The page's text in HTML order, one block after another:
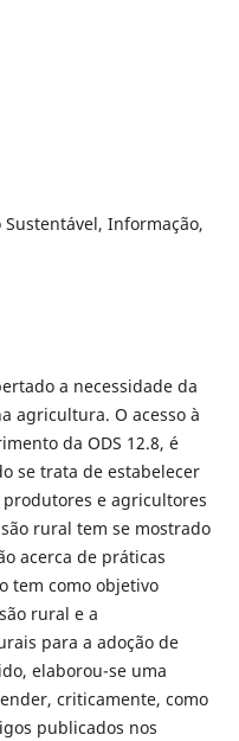
Informação,
a necessidade da
agricultura. O acesso à
da ODS 12.8, é
se trata de estabelecer
e agricultores
rural tem se mostrado
acerca de práticas
tem como objetivo
rural e a
para a adoção de
elaborou-se uma
criticamente, como
publicados nos